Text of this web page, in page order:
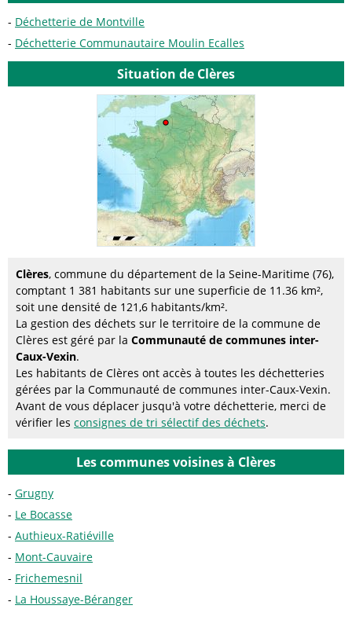
Déchetterie de Montville
Déchetterie Communautaire Moulin Ecalles
Situation de Clères
Clères, commune du département de la Seine-Maritime (76),
comptant 1 381 habitants sur une superficie de 11.36 km²,
soit une densité de 121,6 habitants/km².
La gestion des déchets sur le territoire de la commune de
Clères est géré par la Communauté de communes inter-
Caux-Vexin.
Les habitants de Clères ont accès à toutes les déchetteries
gérées par la Communauté de communes inter-Caux-Vexin.
Avant de vous déplacer jusqu'à votre déchetterie, merci de
vérifier les consignes de tri sélectif des déchets.
Les communes voisines à Clères
Grugny
Le Bocasse
Authieux-Ratiéville
Mont-Cauvaire
Frichemesnil
La Houssaye-Béranger